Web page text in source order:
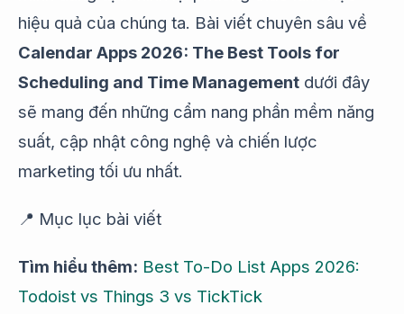
hiệu quả của chúng ta. Bài viết chuyên sâu về
Calendar Apps 2026: The Best Tools for
Scheduling and Time Management dưới đây
sẽ mang đến những cẩm nang phần mềm năng
suất, cập nhật công nghệ và chiến lược
marketing tối ưu nhất.
📍 Mục lục bài viết
Tìm hiểu thêm: Best To-Do List Apps 2026:
Todoist vs Things 3 vs TickTick